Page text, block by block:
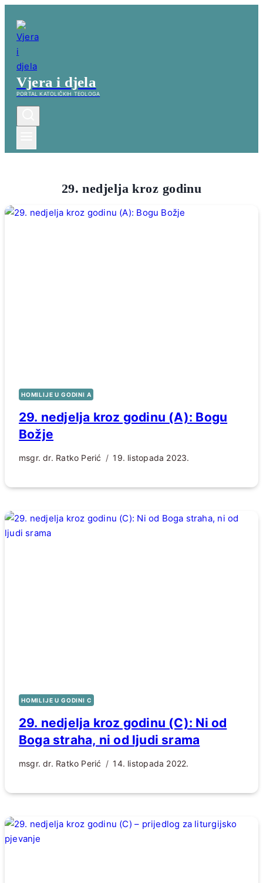
content
Vjera i djela
PORTAL KATOLIČKIH TEOLOGA
29. nedjelja kroz godinu
HOMILIJE U GODINI A
29. nedjelja kroz godinu (A): Bogu
Božje
msgr. dr. Ratko Perić 19. listopada 2023.
HOMILIJE U GODINI C
29. nedjelja kroz godinu (C): Ni od
Boga straha, ni od ljudi srama
msgr. dr. Ratko Perić 14. listopada 2022.